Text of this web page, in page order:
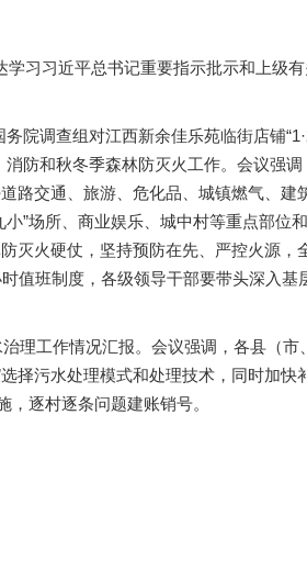
习近平总书记重要指示批示和上级有
查组对江西新余佳乐苑临街店铺
防和秋冬季森林防灭火工作。会议强
路交通、旅游、危化品、城镇燃气、
”场所、商业娱乐、城中村等重点部位
灭火硬仗，坚持预防在先、严控火源
值班制度，各级领导干部要带头深入
工作情况汇报。会议强调，各县（市
择污水处理模式和处理技术，同时加
，逐村逐条问题建账销号。